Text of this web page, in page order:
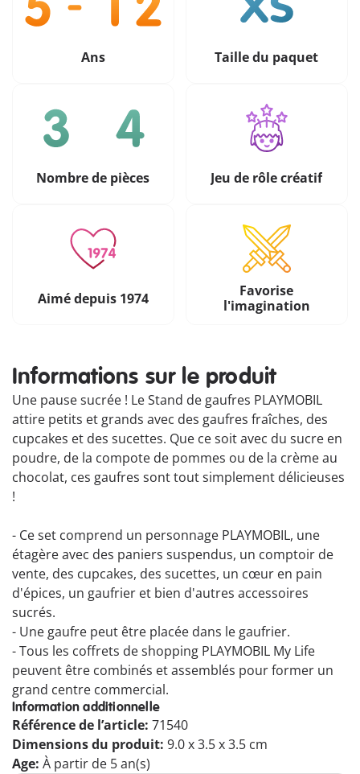
Ans Taille du paquet
Nombre de pièces Jeu de rôle créatif
Aimé depuis 1974
Favorise
l'imagination
Informations sur le produit
Une pause sucrée ! Le Stand de gaufres PLAYMOBIL
attire petits et grands avec des gaufres fraîches, des
cupcakes et des sucettes. Que ce soit avec du sucre en
poudre, de la compote de pommes ou de la crème au
chocolat, ces gaufres sont tout simplement délicieuses
!
- Ce set comprend un personnage PLAYMOBIL, une
étagère avec des paniers suspendus, un comptoir de
vente, des cupcakes, des sucettes, un cœur en pain
d'épices, un gaufrier et bien d'autres accessoires
sucrés.
- Une gaufre peut être placée dans le gaufrier.
- Tous les coffrets de shopping PLAYMOBIL My Life
peuvent être combinés et assemblés pour former un
grand centre commercial.
Information additionnelle
Référence de l’article: 71540
Dimensions du produit: 9.0 x 3.5 x 3.5 cm
Age: À partir de 5 an(s)